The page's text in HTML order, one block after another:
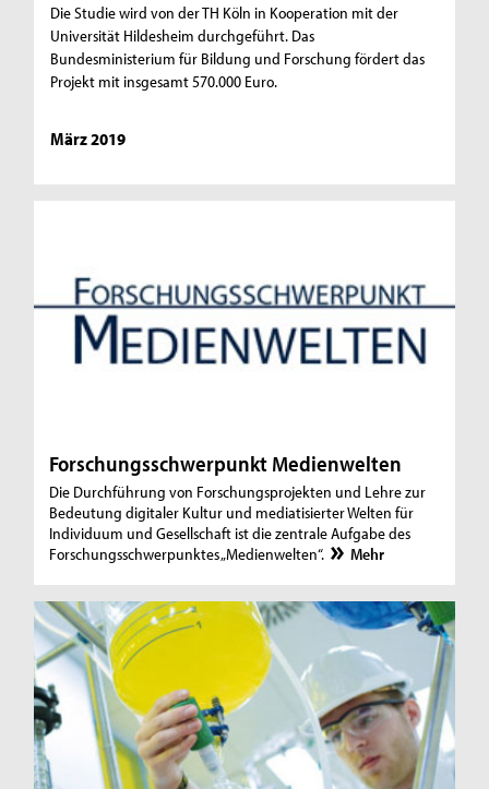
Die Studie wird von der TH Köln in Kooperation mit der
Universität Hildesheim durchgeführt. Das
Bundesministerium für Bildung und Forschung fördert das
Projekt mit insgesamt 570.000 Euro.
März 2019
Forschungsschwerpunkt Medienwelten
Die Durchführung von Forschungsprojekten und Lehre zur
Bedeutung digitaler Kultur und mediatisierter Welten für
Individuum und Gesellschaft ist die zentrale Aufgabe des
Forschungsschwerpunktes „Medienwelten“.
Mehr